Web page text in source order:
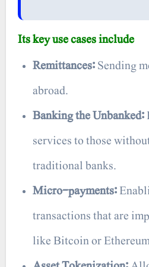
Its key use cases include
Remittances:Sending
abroad.
Banking the Unbanked:
services to those
traditional banks.
Micro-payments:
transactions that are
like Bitcoin or